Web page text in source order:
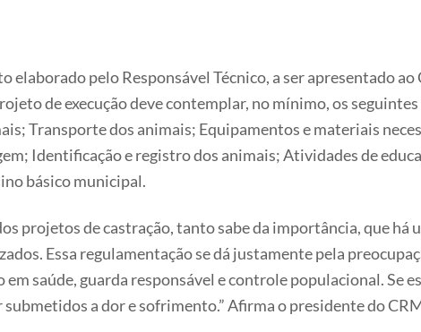
elaborado pelo Responsável Técnico, a ser apresentado
de execução deve contemplar, no mínimo, os
Transporte dos animais; Equipamentos e materiais
Identificação e registro dos animais; Atividades de
básico municipal.
projetos de castração, tanto sabe da importância, que há
Essa regulamentação se dá justamente pela
em saúde, guarda responsável e controle populacional. Se
submetidos a dor e sofrimento.” Afirma o presidente do